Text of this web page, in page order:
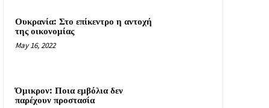
Ουκρανία: Στο επίκεντρο η αντοχή
της οικονομίας
May 16, 2022
Όμικρον: Ποια εμβόλια δεν
παρέχουν προστασία